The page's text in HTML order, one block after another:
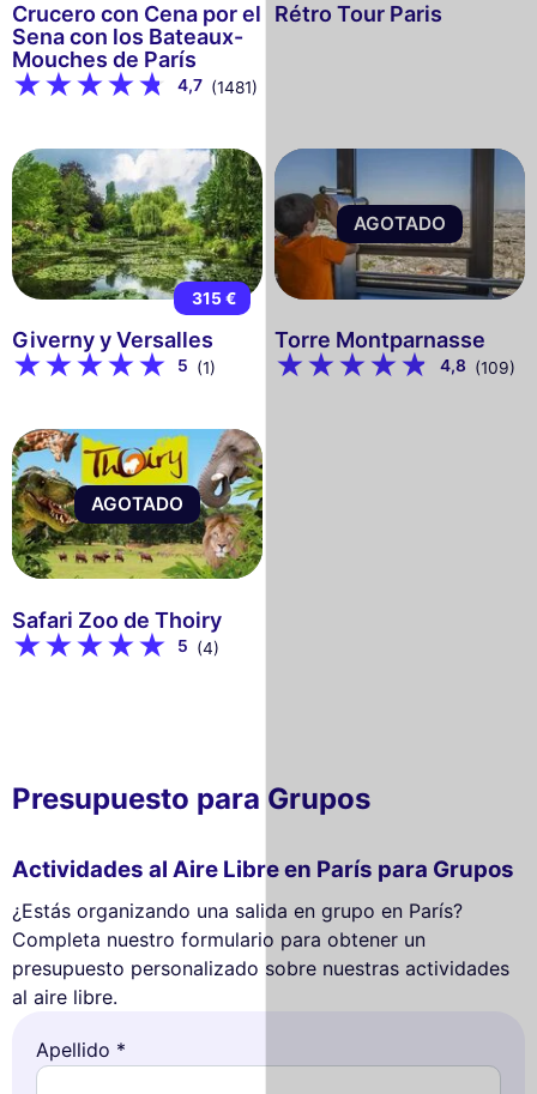
Crucero con Cena por el
Sena con los Bateaux-
Mouches de París
4,7 (1481)
Rétro Tour Paris
315 €
Giverny y Versalles
5 (1)
AGOTADO
Torre Montparnasse
4,8 (109)
AGOTADO
Safari Zoo de Thoiry
5 (4)
Presupuesto para Grupos
Actividades al Aire Libre en París para Grupos
¿Estás organizando una salida en grupo en París?
Completa nuestro formulario para obtener un
presupuesto personalizado sobre nuestras actividades
al aire libre.
Apellido *